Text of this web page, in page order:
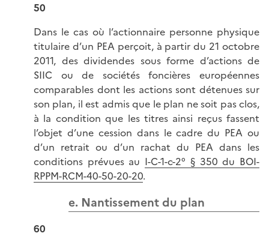
50
Dans le cas où l’actionnaire personne physique
titulaire d’un PEA perçoit, à partir du 21 octobre
2011, des dividendes sous forme d’actions de
SIIC ou de sociétés foncières européennes
comparables dont les actions sont détenues sur
son plan, il est admis que le plan ne soit pas clos,
à la condition que les titres ainsi reçus fassent
l’objet d’une cession dans le cadre du PEA ou
d’un retrait ou d’un rachat du PEA dans les
conditions prévues au I-C-1-c-2° § 350 du BOI-
RPPM-RCM-40-50-20-20.
e. Nantissement du plan
60